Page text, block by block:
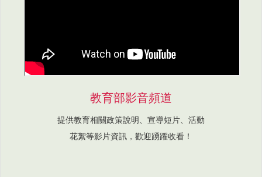
教育部影音頻道
提供教育相關政策說明、宣導短片、活動
花絮等影片資訊，歡迎踴躍收看！